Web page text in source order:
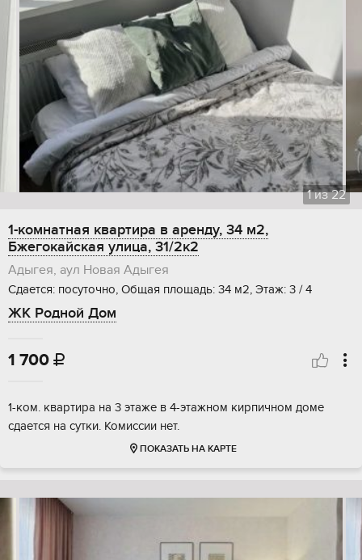
1из22
1-комнатная квартира в аренду, 34 м2,
Бжегокайская улица, 31/2к2
Адыгея, аул Новая Адыгея
Сдается: посуточно, Общая площадь: 34 м2, Этаж: 3 / 4
ЖК Родной Дом
1 700 
1-ком. квартира на 3 этаже в 4-этажном кирпичном доме
сдается на сутки. Комиссии нет.
ПОКАЗАТЬ НА КАРТЕ